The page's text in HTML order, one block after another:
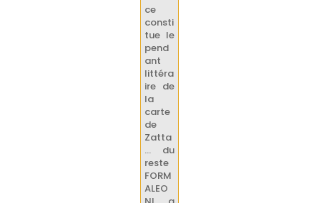
ce
consti
tue le
pend
ant
littéra
ire de
la
carte
de
Zatta
… du
reste
FORM
ALEO